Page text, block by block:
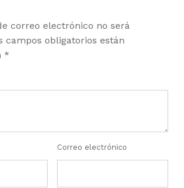
correo electrónico no será
campos obligatorios están
*
Correo electrónico